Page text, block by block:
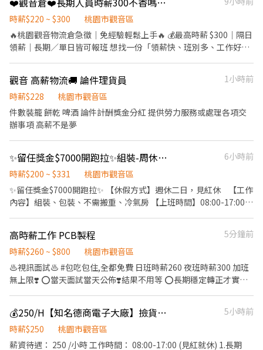
時薪$220 ~ $300
桃園市觀音區
🔥桃園觀音物流倉急徵｜免經驗輕鬆上手🔥 💰最高時薪 $300｜隔日
領薪｜長期／單日皆可報班 想找一份「領薪快、班別多、工作好上
作很適合你】 ✅ 薪資發放超快：當日薪資含加班費，隔日發放，遇
假日順延 ✅ 免經驗可：工作簡單易上手，環境氛圍輕鬆 ✅ 班別選擇
多：早班、晚班、夜班、短時段都有 ✅ 彈性報班：長期穩定派駐或
臨時單日支援皆可 ✅ 多項津貼：具堆高機證照或擔任小幫手，另享
貨 簡單物流作業，環境輕鬆好上手 ⏰【班別與薪資｜合計時薪】 🔥
長期派駐｜排休可選 🌙 夜 班 22:00–07:00｜$295~$300 ☀️ 早 班
$245~$255 🌤 早班短 08:00–12:00｜$225~$240 🌆 晚 班 16:00–
01:00｜$270~$280 ⚡臨時支援｜可單日報班 ☀️ 早 班 07:00–16:00
｜$230 🌤 早８短 08:00–12:00｜$220~$230 🌆 晚 班 16:00–
01:00｜$245~$260 🌙 夜短班 22:00–02:00｜$230~$245 🌙 夜10班
當 休息時間不可離廠 📌名額有限，想卡高時薪夜班請盡快詢問！ 不
論你想長期穩定賺，還是臨時單日加減賺，都可以快速報名安排。
【應徵方式】 打開 𝑳𝒊𝒏𝒆 搜尋 ID：@jg111 聯繫專員：佳群-小樂專
員 傳送訊息：「姓名 + 電話 + 截圖此職缺」 名額有限，報名從速，
1對1專人為您服務！
觀音 高薪物流🚚 論件理貨員
1小時前
時薪$228
桃園市觀音區
件數裝籠 餅乾 啤酒 論件計酬獎金分紅 提供勞力服務或處理各項交
辦事項 高薪不是夢
✨留任獎金$7000開跑拉✨組裝-周休-早班吹涼涼-隔日領
6小時前
時薪$200 ~ $331
桃園市觀音區
✨留任獎金$7000開跑拉✨ 【休假方式】週休二日，見紅休⠀ 【工作
內容】組裝、包裝、不需搬重、冷氣房 【上班時間】08:00-17:00
私訊娜NA報名🩵 @jg222 快速應徵點👉 https://lin.ee/ELNEWLY
高時薪工作 PCB製程
5分鐘前
時薪$260 ~ $800
桃園市觀音區
♨️視訊面試♨️ #包吃包住,全都免費 日班時薪260 夜班時薪300 加班
無上限❣️ ⭕️當天面試當天公佈❣️結果不用等 ⭕️長期穩定轉正才實在❣️
費 ⭕️免費提供體檢❣️體檢免花錢 免經驗｜提供教育訓練｜ 【工作內
容】 電子產品機台操作、組裝、品檢、測試...... 依據學歷經驗面試並
分發不同部門 ＊主要生產：蘋果及太陽能的印刷電路板、燈管、逃
💰250/H【知名德商電子大廠】撿貨盤點人員｜桃園觀音 #長短期皆可
5小時前
時薪$250
桃園市觀音區
薪資待遇： 250 /小時 工作時間： 08:00-17:00 (見紅就休) 1.長期